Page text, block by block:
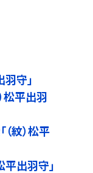
羽守」
松平出羽
紋）松平
平出羽守」